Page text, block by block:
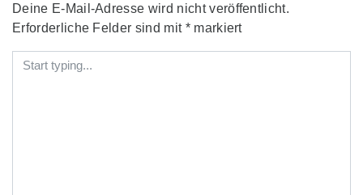
Deine E-Mail-Adresse wird nicht veröffentlicht.
Erforderliche Felder sind mit *markiert